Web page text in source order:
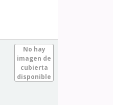
No hay
imagen de
cubierta
disponible